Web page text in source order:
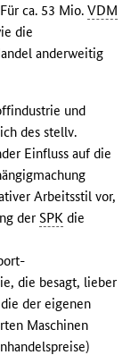
ca. 53 Mio.VDM
die
anderweitig
und
des stellv.
Einfluss auf die
Arbeitsstil vor,
derSPK die
die besagt, lieber
der eigenen
Maschinen